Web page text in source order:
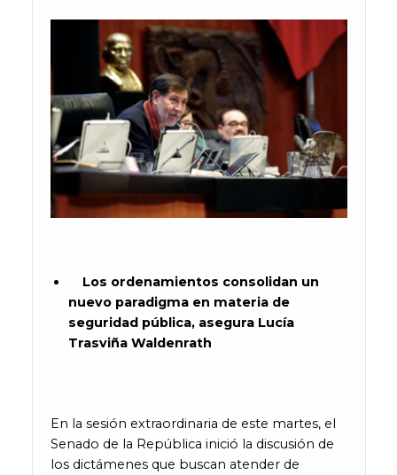
Los ordenamientos consolidan un
nuevo paradigma en materia de
seguridad pública, asegura Lucía
Trasviña Waldenrath
En la sesión extraordinaria de este martes, el
Senado de la República inició la discusión de
los dictámenes que buscan atender de